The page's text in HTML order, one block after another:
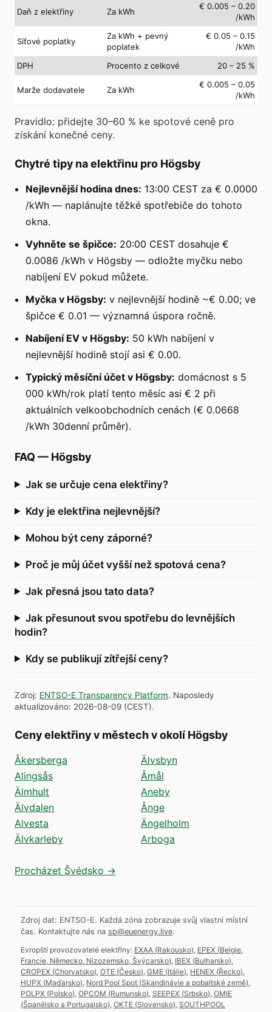
Daň z elektřiny Za kWh
€ 0.005 – 0.20
/kWh
Síťové poplatky
Za kWh + pevný
poplatek
€ 0.05 – 0.15
/kWh
DPH
Procento z celkové 20 – 25 %
Marže dodavatele Za kWh
€ 0.005 – 0.05
/kWh
Pravidlo: přidejte 30–60 % ke spotové ceně pro
získání konečné ceny.
Chytré tipy na elektřinu pro Högsby
Nejlevnější hodina dnes: 13:00 CEST za € 0.0000
/kWh — naplánujte těžké spotřebiče do tohoto
okna.
Vyhněte se špičce: 20:00 CEST dosahuje €
0.0086 /kWh v Högsby — odložte myčku nebo
nabíjení EV pokud můžete.
Myčka v Högsby: v nejlevnější hodině ~€ 0.00; ve
špičce € 0.01 — významná úspora ročně.
Nabíjení EV v Högsby: 50 kWh nabíjení v
nejlevnější hodině stojí asi € 0.00.
Typický měsíční účet v Högsby: domácnost s 5
000 kWh/rok platí tento měsíc asi € 2 při
aktuálních velkoobchodních cenách (€ 0.0668
/kWh 30denní průměr).
FAQ — Högsby
Jak se určuje cena elektřiny?
Kdy je elektřina nejlevnější?
Mohou být ceny záporné?
Proč je můj účet vyšší než spotová cena?
Jak přesná jsou tato data?
Jak přesunout svou spotřebu do levnějších
hodin?
Kdy se publikují zítřejší ceny?
Zdroj: ENTSO-E Transparency Platform. Naposledy
aktualizováno: 2026-08-09 (CEST).
Ceny elektřiny v městech v okolí Högsby
Åkersberga
Alingsås
Älmhult
Älvdalen
Alvesta
Älvkarleby
Älvsbyn
Åmål
Aneby
Ånge
Ängelholm
Arboga
Procházet Švédsko →
Zdroj dat: ENTSO-E. Každá zóna zobrazuje svůj vlastní místní
čas. Kontaktujte nás na sp@euenergy.live.
Evropští provozovatelé elektřiny: EXAA (Rakousko) EPEX (Belgie,
Francie, Německo, Nizozemsko, Švýcarsko) IBEX (Bulharsko)
CROPEX (Chorvatsko) OTE (Česko) GME (Itálie) HENEX (Řecko)
HUPX (Maďarsko) Nord Pool Spot (Skandinávie a pobaltské země)
POLPX (Polsko) OPCOM (Rumunsko) SEEPEX (Srbsko) OMIE
(Španělsko a Portugalsko) OKTE (Slovensko) SOUTHPOOL